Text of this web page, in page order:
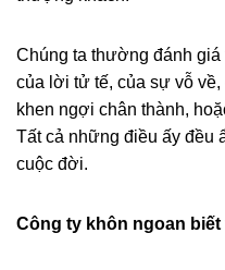
Chúng ta thường đánh
của lời tử tế, của sự vỗ
khen ngợi chân thành,
Tất cả những điều ấy đều
cuộc đời.
Công ty khôn ngoan